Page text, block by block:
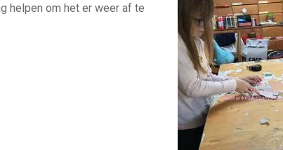
helpen om het er weer af te